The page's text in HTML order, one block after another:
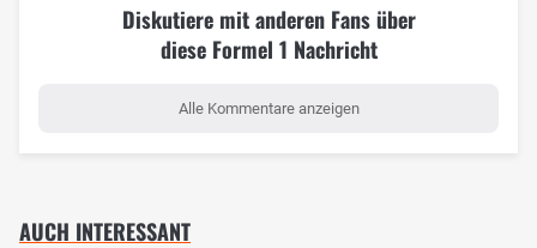
Diskutiere mit anderen Fans über
diese Formel 1 Nachricht
Alle Kommentare anzeigen
AUCH INTERESSANT